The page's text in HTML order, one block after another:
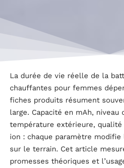
La durée de vie réelle de la
chauffantes pour femmes
fiches produits résument
large. Capacité en mAh,
température extérieure,
ion : chaque paramètre modifie
sur le terrain. Cet article
promesses théoriques et